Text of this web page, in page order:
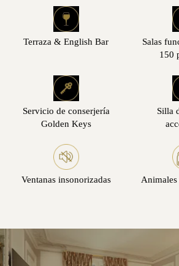
Terraza & English Bar
Salas
150
Servicio de conserjería
Golden Keys
Silla
Ventanas insonorizadas Animales